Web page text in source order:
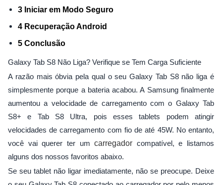
3 Iniciar em Modo Seguro
4 Recuperação Android
5 Conclusão
Galaxy Tab S8 Não Liga? Verifique se Tem Carga Suficiente
A razão mais óbvia pela qual o seu Galaxy Tab S8 não liga é
simplesmente porque a bateria acabou. A Samsung finalmente
aumentou a velocidade de carregamento com o Galaxy Tab
S8+ e Tab S8 Ultra, pois esses tablets podem atingir
velocidades de carregamento com fio de até 45W. No entanto,
você vai querer ter umcarregador compatível, e listamos
alguns dos nossos favoritos abaixo.
Se seu tablet não ligar imediatamente, não se preocupe. Deixe